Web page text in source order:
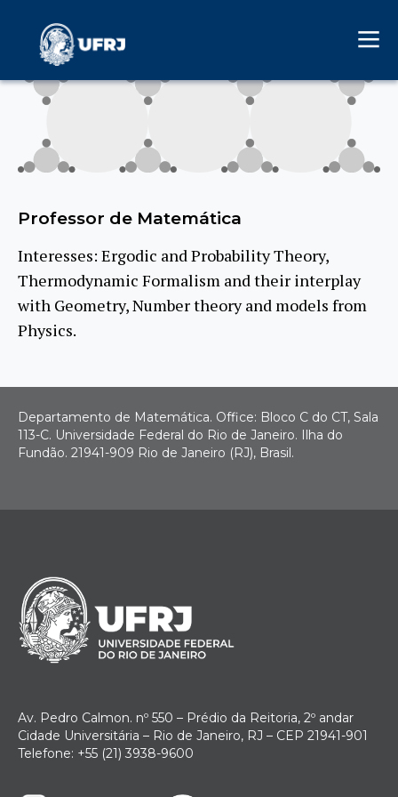
Professor de Matemática
Interesses: Ergodic and Probability Theory,
Thermodynamic Formalism and their interplay
with Geometry, Number theory and models from
Physics.
Departamento de Matemática. Office: Bloco C do CT, Sala
113-C. Universidade Federal do Rio de Janeiro. Ilha do
Fundão. 21941-909 Rio de Janeiro (RJ), Brasil.
Av. Pedro Calmon. nº 550 – Prédio da Reitoria, 2º andar
Cidade Universitária – Rio de Janeiro, RJ – CEP 21941-901
Telefone: +55 (21) 3938-9600